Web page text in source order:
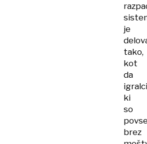
je
tako,
kot
da
ki
so
brez